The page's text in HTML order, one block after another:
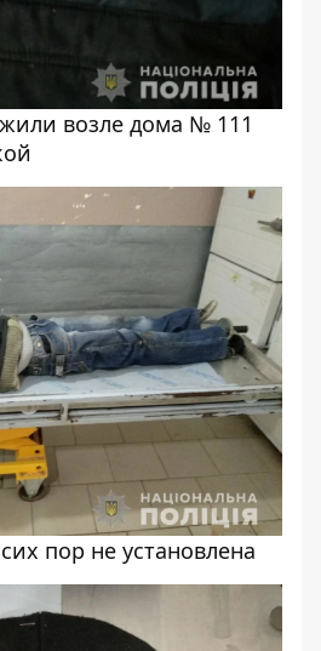
возле дома № 111
пор не установлена